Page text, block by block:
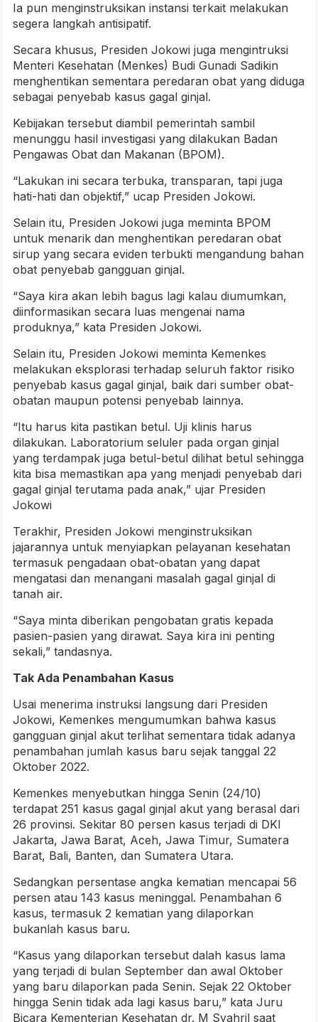
Ia pun menginstruksikan instansi terkait melakukan
segera langkah antisipatif.
Secara khusus, Presiden Jokowi juga mengintruksi
Menteri Kesehatan (Menkes) Budi Gunadi Sadikin
menghentikan sementara peredaran obat yang diduga
sebagai penyebab kasus gagal ginjal.
Kebijakan tersebut diambil pemerintah sambil
menunggu hasil investigasi yang dilakukan Badan
Pengawas Obat dan Makanan (BPOM).
“Lakukan ini secara terbuka, transparan, tapi juga
hati-hati dan objektif,” ucap Presiden Jokowi.
Selain itu, Presiden Jokowi juga meminta BPOM
untuk menarik dan menghentikan peredaran obat
sirup yang secara eviden terbukti mengandung bahan
obat penyebab gangguan ginjal.
“Saya kira akan lebih bagus lagi kalau diumumkan,
diinformasikan secara luas mengenai nama
produknya,” kata Presiden Jokowi.
Selain itu, Presiden Jokowi meminta Kemenkes
melakukan eksplorasi terhadap seluruh faktor risiko
penyebab kasus gagal ginjal, baik dari sumber obat-
obatan maupun potensi penyebab lainnya.
“Itu harus kita pastikan betul. Uji klinis harus
dilakukan. Laboratorium seluler pada organ ginjal
yang terdampak juga betul-betul dilihat betul sehingga
kita bisa memastikan apa yang menjadi penyebab dari
gagal ginjal terutama pada anak,” ujar Presiden
Jokowi
Terakhir, Presiden Jokowi menginstruksikan
jajarannya untuk menyiapkan pelayanan kesehatan
termasuk pengadaan obat-obatan yang dapat
mengatasi dan menangani masalah gagal ginjal di
tanah air.
“Saya minta diberikan pengobatan gratis kepada
pasien-pasien yang dirawat. Saya kira ini penting
sekali,” tandasnya.
Tak Ada Penambahan Kasus
Usai menerima instruksi langsung dari Presiden
Jokowi, Kemenkes mengumumkan bahwa kasus
gangguan ginjal akut terlihat sementara tidak adanya
penambahan jumlah kasus baru sejak tanggal 22
Oktober 2022.
Kemenkes menyebutkan hingga Senin (24/10)
terdapat 251 kasus gagal ginjal akut yang berasal dari
26 provinsi. Sekitar 80 persen kasus terjadi di DKI
Jakarta, Jawa Barat, Aceh, Jawa Timur, Sumatera
Barat, Bali, Banten, dan Sumatera Utara.
Sedangkan persentase angka kematian mencapai 56
persen atau 143 kasus meninggal. Penambahan 6
kasus, termasuk 2 kematian yang dilaporkan
bukanlah kasus baru.
“Kasus yang dilaporkan tersebut dalah kasus lama
yang terjadi di bulan September dan awal Oktober
yang baru dilaporkan pada Senin. Sejak 22 Oktober
hingga Senin tidak ada lagi kasus baru,” kata Juru
Bicara Kementerian Kesehatan dr. M Syahril saat